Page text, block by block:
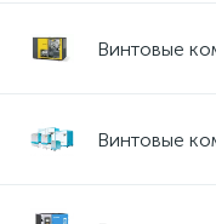
Винтовые
Винтовые